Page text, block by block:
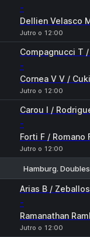
-
Dellien Velasco
Jutro o 12:00
Compagnucci T /
-
Cornea V V /
Jutro o 12:00
Carou I /
-
Forti F / Romano
Jutro o 12:00
Hamburg. Doubles
Arias B /
-
Ramanathan
Jutro o 12:00